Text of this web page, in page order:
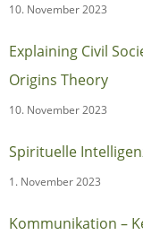
10. November 2023
Explaining Civil
Origins Theory
10. November 2023
Spirituelle
1. November 2023
Kommunikation –